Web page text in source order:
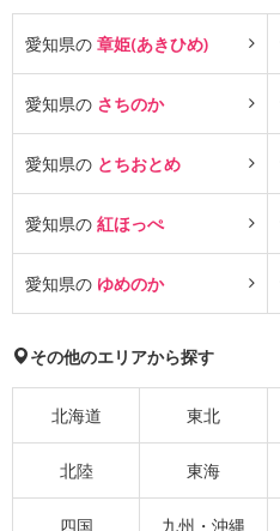
愛知県の 章姫(あきひめ)
愛知県の さちのか
愛知県の とちおとめ
愛知県の 紅ほっぺ
愛知県の ゆめのか
その他のエリアから探す
北海道 東北
北陸 東海
四国 九州・沖縄